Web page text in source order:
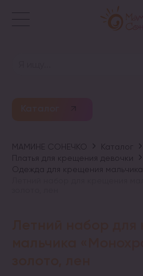
МАМИНЕ СОНЕЧКО
Каталог
Платья для крещения девочки
Одежда для крещения мальчика